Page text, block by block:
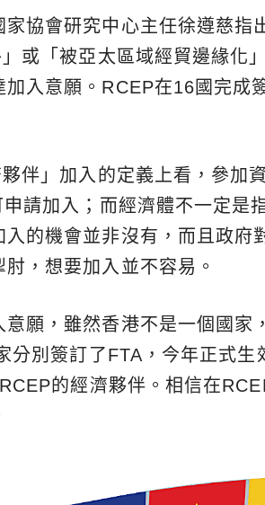
家協會研究中心主任徐遵慈指
」或「被亞太區域經貿邊緣化
加入意願。RCEP在16國完成
伴」加入的定義上看，參加
請加入；而經濟體不一定是
的機會並非沒有，而且政府
，想要加入並不容易。
願，雖然香港不是一個國家
分別簽訂了FTA，今年正式生
的經濟夥伴。相信在